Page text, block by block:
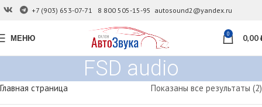
+7 (903) 653-07-71 8 800 505-15-95 autosound2@yandex.ru
МЕНЮ 0 0,00
FSD audio
Главная страница Показаны все результаты (2)